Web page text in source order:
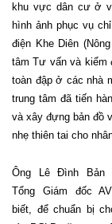
khu vực dân cư ở
hình ảnh phục vụ
điện Khe Diên
tâm Tư vấn và kiểm
toàn đập ở các nhà
trung tâm đã tiến
và xây đựng bản đồ
nhẹ thiên tai cho
Ông Lê Đình Bản
Tổng Giám đốc
biết, để chuẩn bị